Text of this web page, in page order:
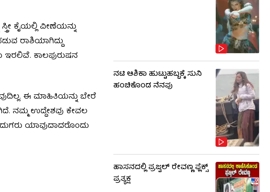
ಕೈಯಲ್ಲಿ ವೀಣೆಯನ್ನು
ರಾಶಿಯಾಗಿದ್ದು
ಇರಲಿವೆ. ಕಾಲಪುರುಷನ
ಈ ಮಾಹಿತಿಯನ್ನು ಬೇರೆ
ನಮ್ಮ ಉದ್ದೇಶವು ಕೇವಲ
ಯಾವುದಾದರೊಂದು
ನಟಿ ಆಶಿಕಾ ಹುಟ್ಟುಹಬ್ಬಕ್ಕೆ ಸುನಿ
ಹಂಚಿಕೊಂಡ ನೆನಪು
ಹಾಸನದಲ್ಲಿ ಪ್ರಜ್ವಲ್ ರೇವಣ್ಣ ಫ್ಲೆಕ್ಸ್
ಪ್ರತ್ಯಕ್ಷ